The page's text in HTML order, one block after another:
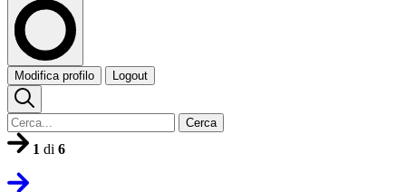
Modifica profilo Logout
Cerca
1 di 6